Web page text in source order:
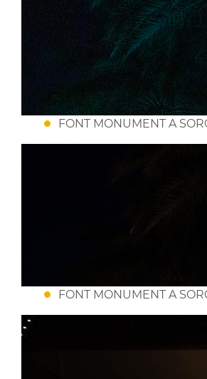
FONT MONUMENT A
FONT MONUMENT A